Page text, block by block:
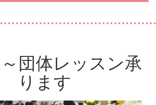
団体レッスン承
ります